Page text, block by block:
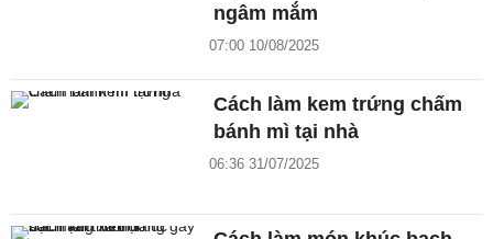
ngâm mắm
07:00 10/08/2025
Cách làm kem trứng chấm
bánh mì tại nhà
06:36 31/07/2025